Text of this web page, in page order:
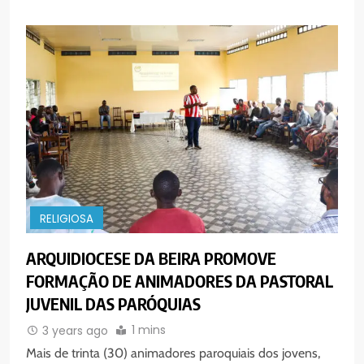
RELIGIOSA
ARQUIDIOCESE DA BEIRA PROMOVE
FORMAÇÃO DE ANIMADORES DA PASTORAL
JUVENIL DAS PARÓQUIAS
3 years ago 1 mins
Mais de trinta (30) animadores paroquiais dos jovens,